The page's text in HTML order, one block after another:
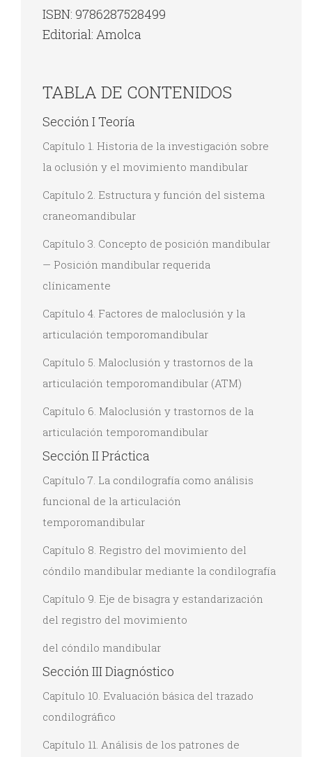
ISBN: 9786287528499
Editorial: Amolca
TABLA DE CONTENIDOS
Sección I Teoría
Capítulo 1. Historia de la investigación sobre
la oclusión y el movimiento mandibular
Capítulo 2. Estructura y función del sistema
craneomandibular
Capítulo 3. Concepto de posición mandibular
— Posición mandibular requerida
clínicamente
Capítulo 4. Factores de maloclusión y la
articulación temporomandibular
Capítulo 5. Maloclusión y trastornos de la
articulación temporomandibular (ATM)
Capítulo 6. Maloclusión y trastornos de la
articulación temporomandibular
Sección II Práctica
Capítulo 7. La condilografía como análisis
funcional de la articulación
temporomandibular
Capítulo 8. Registro del movimiento del
cóndilo mandibular mediante la condilografía
Capítulo 9. Eje de bisagra y estandarización
del registro del movimiento
del cóndilo mandibular
Sección III Diagnóstico
Capítulo 10. Evaluación básica del trazado
condilográfico
Capítulo 11. Análisis de los patrones de